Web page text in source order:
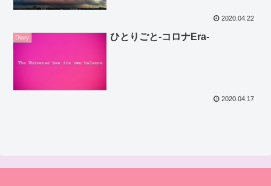
2020.04.22
Diary ひとりごと‐コロナEra‐
2020.04.17